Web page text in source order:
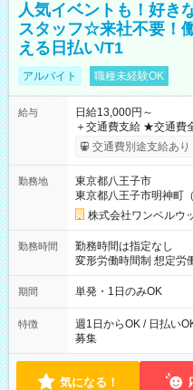
人気イベントも！好き
スタッフ☆来社不要！
える日払い/T1
アルバイト 職種未経験OK
給与
日給13,000円～
＋交通費支給 ★交通費全額支給！ ┗案件により規定あり ★日払
いOK！（規定あり）
ンビニATMから 日払い分を引
交通費別途支給あり
勤務地
東京都八王子市
東京都八王子市明神町
株式会社ワンベルウ
勤務時間
勤務時間は指定なし
変形労働時間制 想定労働時間160時
～21：00
期間 単発・1日のみOK
特徴
週1日からOK / 日払い
募集
気になる！